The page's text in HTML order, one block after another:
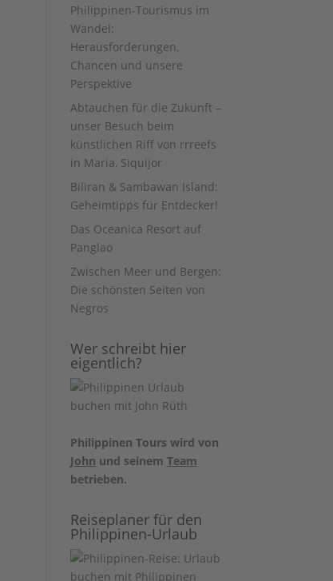
Philippinen-Tourismus im
Wandel:
Herausforderungen,
Chancen und unsere
Perspektive
Abtauchen für die Zukunft –
unser Besuch beim
künstlichen Riff von rrreefs
in Maria, Siquijor
Biliran & Sambawan Island:
Geheimtipps für Entdecker!
Das Oceanica Resort auf
Panglao
Zwischen Meer und Bergen:
Die schönsten Seiten von
Negros
Wer schreibt hier
eigentlich?
Philippinen Tours wird von
John und seinemTeam
betrieben.
Reiseplaner für den
Philippinen-Urlaub